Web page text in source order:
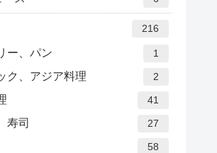
216
ー、パン 1
ク、アジア料理 2
41
寿司 27
58